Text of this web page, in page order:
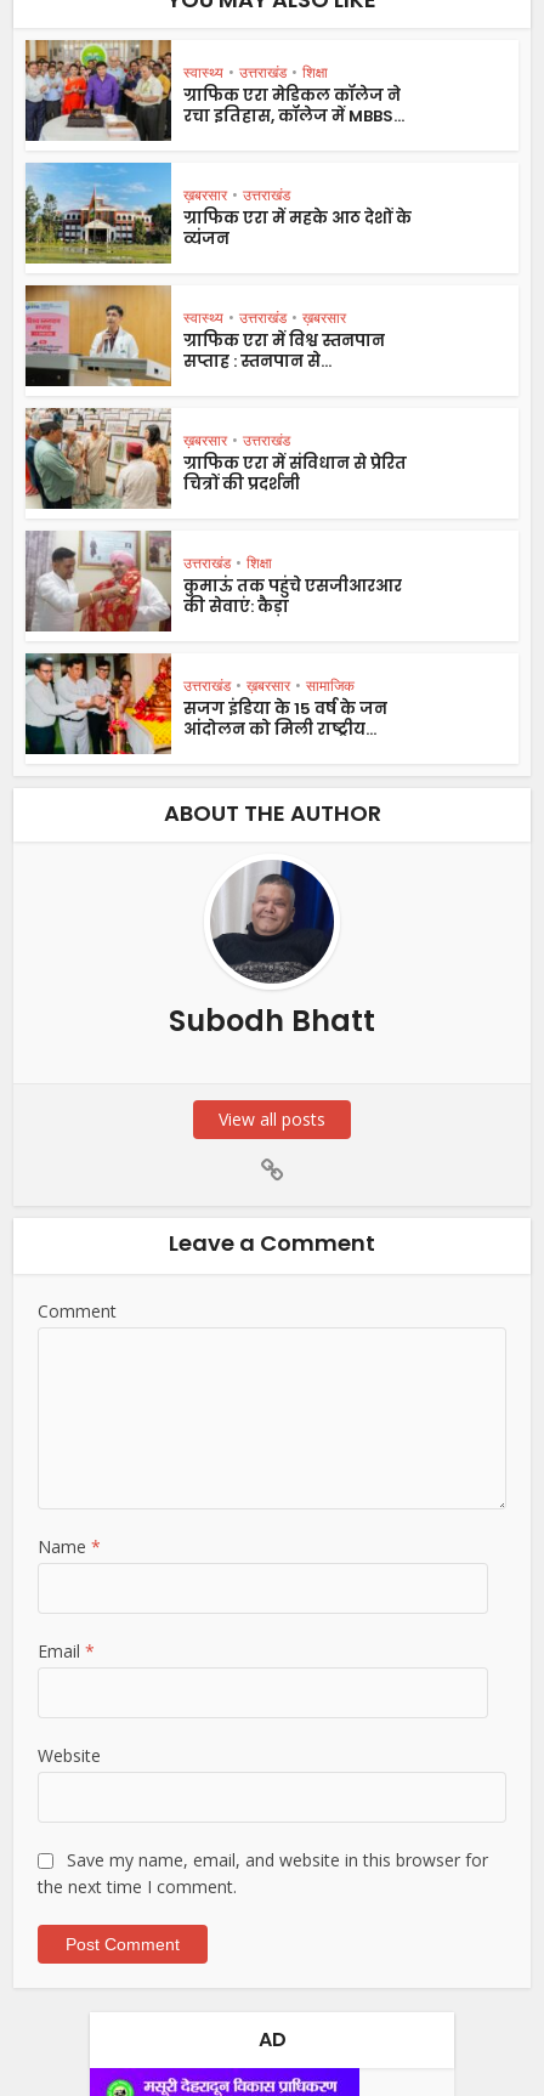
स्वास्थ्य • उत्तराखंड • शिक्षा
ग्राफिक एरा मेडिकल कॉलेज ने
रचा इतिहास, कॉलेज में MBBS...
ख़बरसार • उत्तराखंड
ग्राफिक एरा में महके आठ देशों के
व्यंजन
स्वास्थ्य • उत्तराखंड • ख़बरसार
ग्राफिक एरा में विश्व स्तनपान
सप्ताह : स्तनपान से...
ख़बरसार • उत्तराखंड
ग्राफिक एरा में संविधान से प्रेरित
चित्रों की प्रदर्शनी
उत्तराखंड • शिक्षा
कुमाऊं तक पहुंचे एसजीआरआर
की सेवाएं: कैड़ा
उत्तराखंड • ख़बरसार • सामाजिक
सजग इंडिया के 15 वर्ष के जन
आंदोलन को मिली राष्ट्रीय...
ABOUT THE AUTHOR
Subodh Bhatt
View all posts
Leave a Comment
Comment
Name*
Email*
Website
Save my name, email, and website in this browser for
the next time I comment.
AD